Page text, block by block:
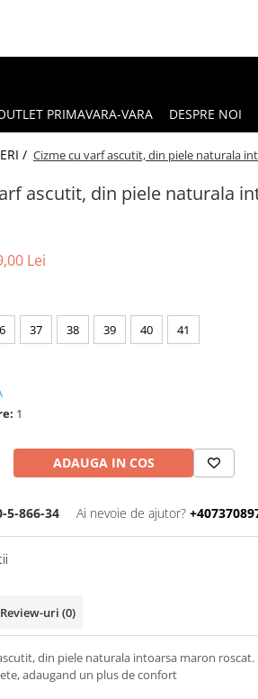
PRIMAVARA-VARA DESPRE NOI
/ Cizme cu varf ascutit, din piele naturala
ascutit, din piele naturala
Lei
37 38 39 40 41
1
ADAUGA IN COS
5-866-34 Ai nevoie de ajutor?
Review-uri (0)
din piele naturala intoarsa maron
adaugand un plus de confort